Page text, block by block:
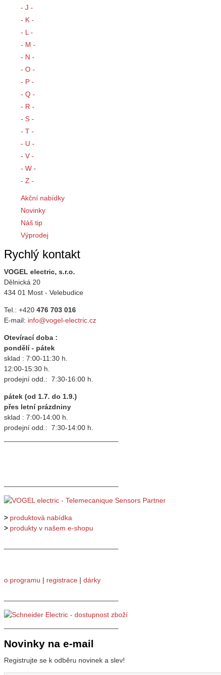
- J -
- K -
- L -
- M -
- N -
- O -
- P -
- Q -
- R -
- S -
- T -
- U -
- V -
- W -
- Z -
Akční nabídky
Novinky
Náš tip
Výprodej
Rychlý kontakt
VOGEL electric, s.r.o.
Dělnická 20
434 01 Most - Velebudice
Tel.: +420 476 703 016
E-mail: info@vogel-electric.cz
Otevírací doba :
pondělí - pátek
sklad : 7:00-11:30 h.
12:00-15:30 h.
prodejní odd.: 7:30-16:00 h.
pátek (od 1.7. do 1.9.)
přes letní prázdniny
sklad : 7:00-14:00 h.
prodejní odd.: 7:30-14:00 h.
> produktová nabídka
> produkty v našem e-shopu
o programu | registrace | dárky
Novinky na e-mail
Registrujte se k odběru novinek a slev!